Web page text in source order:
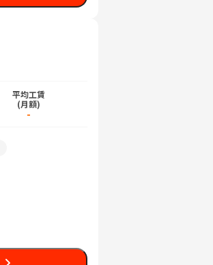
平均工賃
(月額)
-